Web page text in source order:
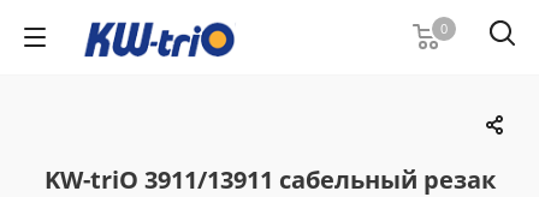
0
KW-triO 3911/13911 сабельный резак